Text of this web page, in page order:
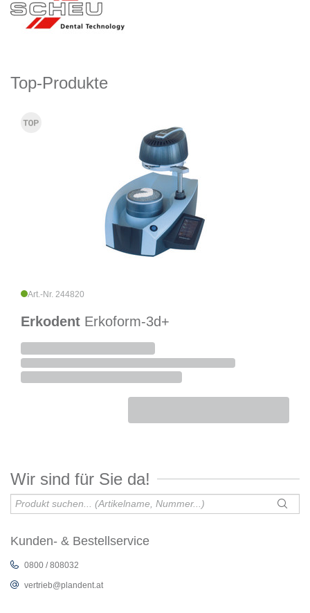
Top-Produkte
Art.-Nr. 244820
Erkodent Erkoform-3d+
Wir sind für Sie da!
Kunden- & Bestellservice
0800 / 808032
vertrieb@plandent.at